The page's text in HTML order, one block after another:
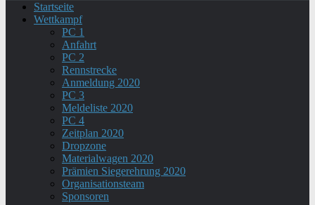
Startseite
Wettkampf
PC 1
Anfahrt
PC 2
Rennstrecke
Anmeldung 2020
PC 3
Meldeliste 2020
PC 4
Zeitplan 2020
Dropzone
Materialwagen 2020
Prämien Siegerehrung 2020
Organisationsteam
Sponsoren